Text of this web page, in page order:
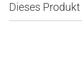
Dieses